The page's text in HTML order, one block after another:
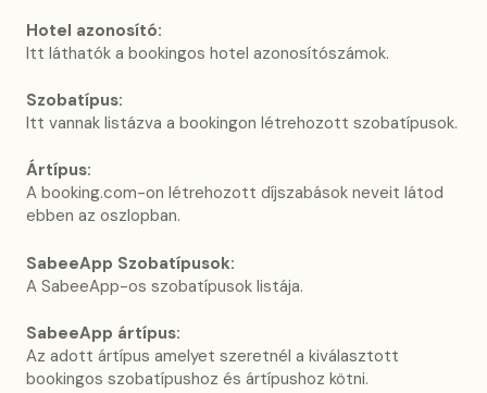
Hotel azonosító:
Itt láthatók a bookingos hotel azonosítószámok.
Szobatípus:
Itt vannak listázva a bookingon létrehozott szobatípusok.
Ártípus:
A booking.com-on létrehozott díjszabások neveit látod
ebben az oszlopban.
SabeeApp Szobatípusok:
A SabeeApp-os szobatípusok listája.
SabeeApp ártípus:
Az adott ártípus amelyet szeretnél a kiválasztott
bookingos szobatípushoz és ártípushoz kötni.